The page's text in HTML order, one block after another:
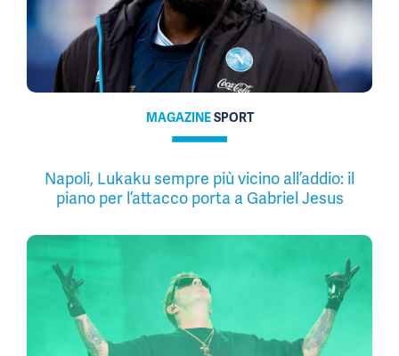
MAGAZINESPORT
Napoli, Lukaku sempre più vicino all’addio: il
piano per l’attacco porta a Gabriel Jesus